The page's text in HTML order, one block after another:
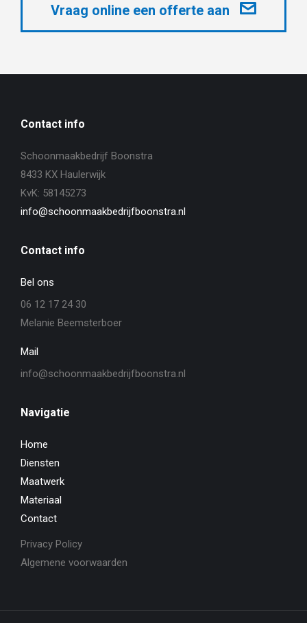
Vraag online een offerte aan
Contact info
Schoonmaakbedrijf Boonstra
8433 KX Haulerwijk
KvK: 58145273
info@schoonmaakbedrijfboonstra.nl
Contact info
Bel ons
06 12 17 24 30
Melanie Beemsterboer
Mail
info@schoonmaakbedrijfboonstra.nl
Navigatie
Home
Diensten
Maatwerk
Materiaal
Contact
Privacy Policy
Algemene voorwaarden